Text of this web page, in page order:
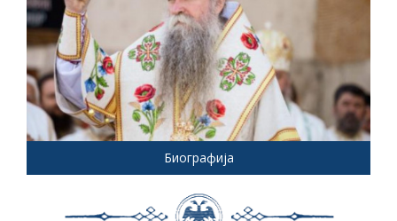
Биографија